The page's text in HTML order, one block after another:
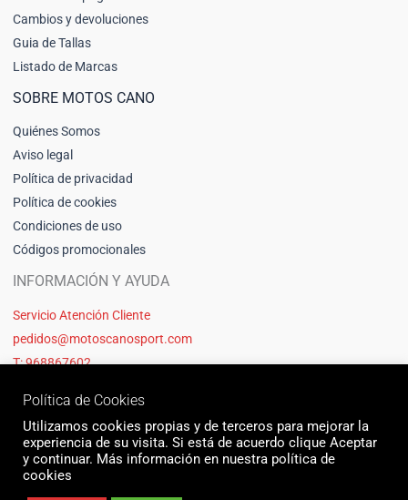
Cambios y devoluciones
Guia de Tallas
Listado de Marcas
SOBRE MOTOS CANO
Quiénes Somos
Aviso legal
Política de privacidad
Política de cookies
Condiciones de uso
Códigos promocionales
INFORMACIÓN Y AYUDA
Servicio Atención Cliente
pedidos@motoscanosport.com
T: 968867602
Política de Cookies
Utilizamos cookies propias y de terceros para mejorar la
experiencia de su visita. Si está de acuerdo clique Aceptar
y continuar. Más información en nuestra política de
cookies